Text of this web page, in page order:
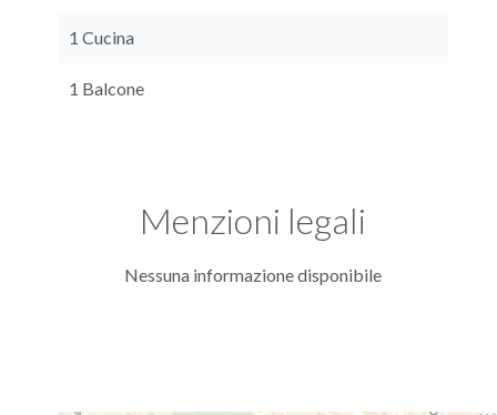
1 Cucina
1 Balcone
Menzioni legali
Nessuna informazione disponibile